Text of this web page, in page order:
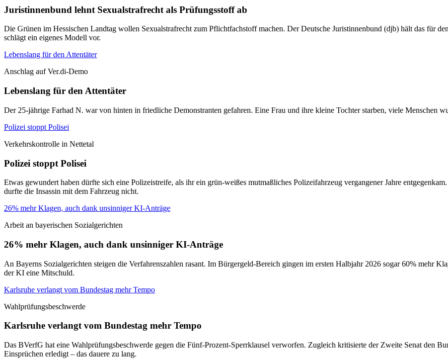
Juristinnenbund lehnt Sexualstrafrecht als Prüfungsstoff ab
Die Grünen im Hessischen Landtag wollen Sexualstrafrecht zum Pflichtfachstoff machen. Der Deutsche Juristinnenbund (djb) hält das für
schlägt ein eigenes Modell vor.
Lebenslang für den Attentäter
Anschlag auf Ver.di-Demo
Lebenslang für den Attentäter
Der 25-jährige Farhad N. war von hinten in friedliche Demonstranten gefahren. Eine Frau und ihre kleine Tochter starben, viele Menschen
Polizei stoppt Polisei
Verkehrskontrolle in Nettetal
Polizei stoppt Polisei
Etwas gewundert haben dürfte sich eine Polizeistreife, als ihr ein grün-weißes mutmaßliches Polizeifahrzeug vergangener Jahre
durfte die Insassin mit dem Fahrzeug nicht.
26% mehr Klagen, auch dank unsinniger KI-Anträge
Arbeit an bayerischen Sozialgerichten
26% mehr Klagen, auch dank unsinniger KI-Anträge
An Bayerns Sozialgerichten steigen die Verfahrenszahlen rasant. Im Bürgergeld-Bereich gingen im ersten Halbjahr 2026 sogar 60% mehr
der KI eine Mitschuld.
Karlsruhe verlangt vom Bundestag mehr Tempo
Wahlprüfungsbeschwerde
Karlsruhe verlangt vom Bundestag mehr Tempo
Das BVerfG hat eine Wahlprüfungsbeschwerde gegen die Fünf-Prozent-Sperrklausel verworfen. Zugleich kritisierte der Zweite Senat den
Einsprüchen erledigt – das dauere zu lang.